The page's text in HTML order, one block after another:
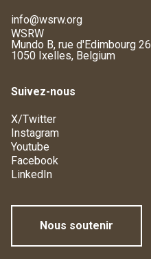
info@wsrw.org
WSRW
Mundo B, rue d'Edimbourg 26
1050 Ixelles, Belgium
Suivez-nous
X/Twitter
Instagram
Youtube
Facebook
LinkedIn
Nous soutenir